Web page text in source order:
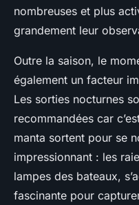
nombreuses et plus
grandement leur
Outre la saison, le
également un facteur
Les sorties nocturnes
recommandées car
manta sortent pour se
impressionnant : les
lampes des bateaux,
fascinante pour